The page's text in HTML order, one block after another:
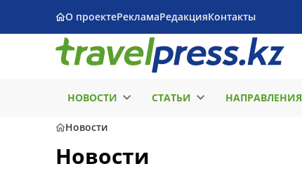
О проектеРекламаРедакцияКонтакты
НОВОСТИ СТАТЬИ НАПРАВЛЕНИЯ
Новости
Новости